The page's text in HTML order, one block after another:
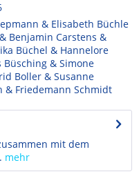
& Elisabeth Büchle
Benjamin Carstens &
Büchel & Hannelore
& Simone
Boller & Susanne
& Friedemann Schmidt
mit dem
mehr